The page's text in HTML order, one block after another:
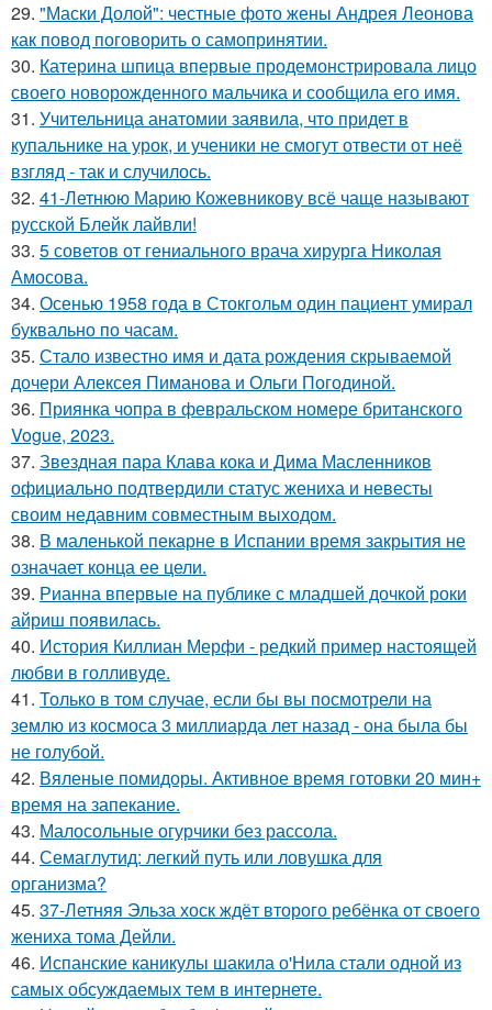
29. "Маски Долой": честные фото жены Андрея Леонова
как повод поговорить о самопринятии.
30. Катерина шпица впервые продемонстрировала лицо
своего новорожденного мальчика и сообщила его имя.
31. Учительница анатомии заявила, что придет в
купальнике на урок, и ученики не смогут отвести от неё
взгляд - так и случилось.
32. 41-Летнюю Марию Кожевникову всё чаще называют
русской Блейк лайвли!
33. 5 советов от гениального врача хирурга Николая
Амосова.
34. Осенью 1958 года в Стокгольм один пациент умирал
буквально по часам.
35. Стало известно имя и дата рождения скрываемой
дочери Алексея Пиманова и Ольги Погодиной.
36. Приянка чопра в февральском номере британского
Vogue, 2023.
37. Звездная пара Клава кока и Дима Масленников
официально подтвердили статус жениха и невесты
своим недавним совместным выходом.
38. В маленькой пекарне в Испании время закрытия не
означает конца ее цели.
39. Рианна впервые на публике с младшей дочкой роки
айриш появилась.
40. История Киллиан Мерфи - редкий пример настоящей
любви в голливуде.
41. Только в том случае, если бы вы посмотрели на
землю из космоса 3 миллиарда лет назад - она была бы
не голубой.
42. Вяленые помидоры. Активное время готовки 20 мин+
время на запекание.
43. Малосольные огурчики без рассола.
44. Семаглутид: легкий путь или ловушка для
организма?
45. 37-Летняя Эльза хоск ждёт второго ребёнка от своего
жениха тома Дейли.
46. Испанские каникулы шакила о'Нила стали одной из
самых обсуждаемых тем в интернете.